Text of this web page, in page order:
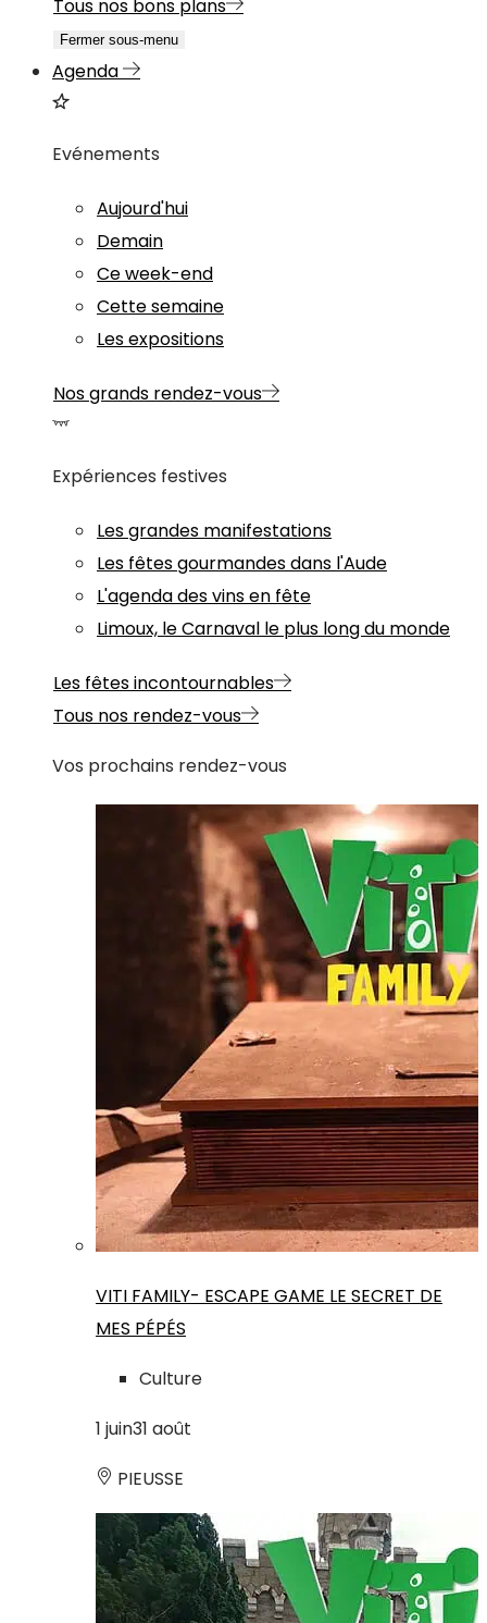
Tous nos bons plans
Fermer sous-menu
Agenda
Evénements
Aujourd'hui
Demain
Ce week-end
Cette semaine
Les expositions
Nos grands rendez-vous
Expériences festives
Les grandes manifestations
Les fêtes gourmandes dans l'Aude
L'agenda des vins en fête
Limoux, le Carnaval le plus long du monde
Les fêtes incontournables
Tous nos rendez-vous
Vos prochains rendez-vous
VITI FAMILY- ESCAPE GAME LE SECRET DE
MES PÉPÉS
Culture
1 juin31 août
PIEUSSE